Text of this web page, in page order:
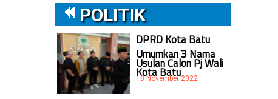
POLITIK
DPRD Kota Batu
Umumkan 3 Nama
Usulan Calon Pj Wali
Kota Batu
18 November 2022